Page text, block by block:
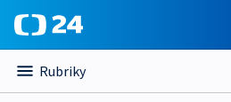
Rubriky